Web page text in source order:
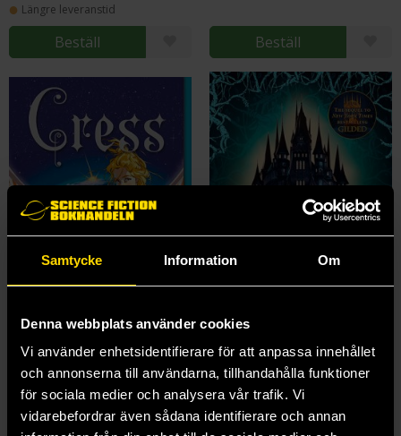
Samtycke Information Om
Denna webbplats använder cookies
Vi använder enhetsidentifierare för att anpassa innehållet
och annonserna till användarna, tillhandahålla funktioner
för sociala medier och analysera vår trafik. Vi
vidarebefordrar även sådana identifierare och annan
Längre leveranstid
Beställ Beställ
Cress
Marissa Meyer
229 kr
Cursed
Marissa Meyer
179 kr